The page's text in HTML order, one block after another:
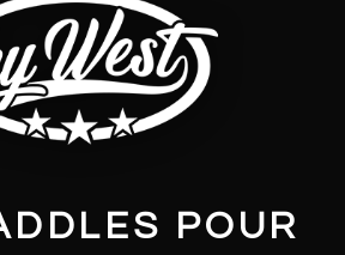
POUR